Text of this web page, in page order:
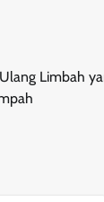
Limbah